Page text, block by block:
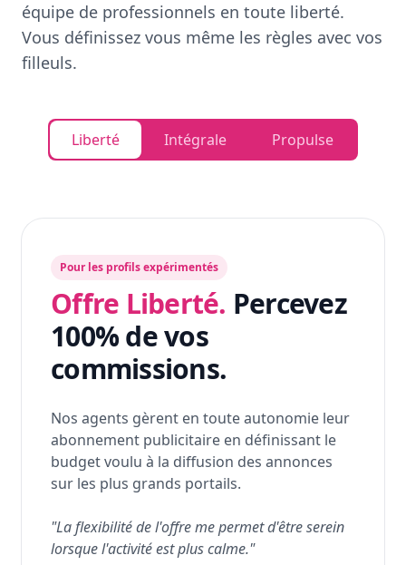
équipe de professionnels en toute liberté.
Vous définissez vous même les règles avec vos
filleuls.
Liberté Intégrale Propulse
Pour les profils expérimentés
Offre Liberté. Percevez
100% de vos
commissions.
Nos agents gèrent en toute autonomie leur
abonnement publicitaire en définissant le
budget voulu à la diffusion des annonces
sur les plus grands portails.
"La flexibilité de l'offre me permet d'être serein
lorsque l'activité est plus calme."